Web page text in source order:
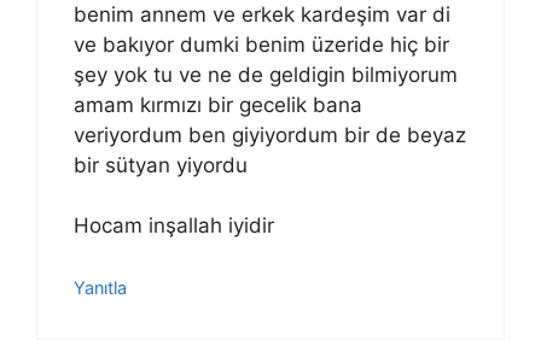
benim annem ve erkek kardeşim var di
ve bakıyor dumki benim üzeride hiç bir
şey yok tu ve ne de geldigin bilmiyorum
amam kırmızı bir gecelik bana
veriyordum ben giyiyordum bir de beyaz
bir sütyan yiyordu
Hocam inşallah iyidir
Yanıtla